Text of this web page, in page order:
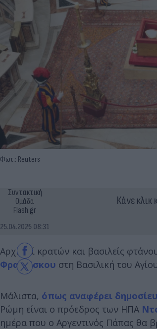
Φωτ.: Reuters
Συντακτική
Ομάδα
Flash.gr
25.04.2025 08:31
Κάνε κλικ
Αρχηγοί κρατών και βασιλείς
Φραγκίσκου στη Βασιλική του
Μάλιστα, όπως αναφέρει
Ρώμη είναι ο πρόεδρος των ΗΠΑ
ημέρα που ο Αργεντινός Πάπας θα